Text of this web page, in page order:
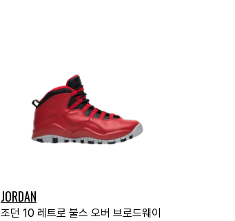
JORDAN
조던 10 레트로 불스 오버 브로드웨이